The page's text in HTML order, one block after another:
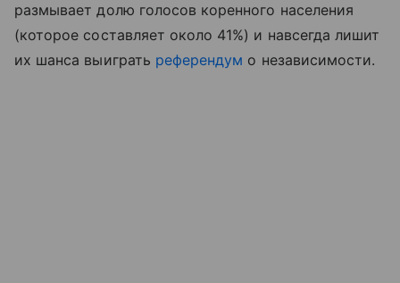
размывает долю голосов коренного населения
(которое составляет около 41%) и навсегда лишит
их шанса выиграть референдум о независимости.